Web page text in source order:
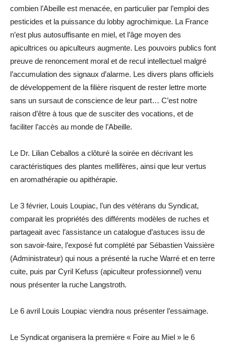
combien l’Abeille est menacée, en particulier par l’emploi des
pesticides et la puissance du lobby agrochimique. La France
n’est plus autosuffisante en miel, et l’âge moyen des
apicultrices ou apiculteurs augmente. Les pouvoirs publics font
preuve de renoncement moral et de recul intellectuel malgré
l’accumulation des signaux d’alarme. Les divers plans officiels
de développement de la filière risquent de rester lettre morte
sans un sursaut de conscience de leur part… C’est notre
raison d’être à tous que de susciter des vocations, et de
faciliter l’accès au monde de l’Abeille.
Le Dr. Lilian Ceballos a clôturé la soirée en décrivant les
caractéristiques des plantes mellifères, ainsi que leur vertus
en aromathérapie ou apithérapie.
Le 3 février, Louis Loupiac, l’un des vétérans du Syndicat,
comparait les propriétés des différents modèles de ruches et
partageait avec l’assistance un catalogue d’astuces issu de
son savoir-faire, l’exposé fut complété par Sébastien Vaissière
(Administrateur) qui nous a présenté la ruche Warré et en terre
cuite, puis par Cyril Kefuss (apiculteur professionnel) venu
nous présenter la ruche Langstroth.
Le 6 avril Louis Loupiac viendra nous présenter l’essaimage.
Le Syndicat organisera la première « Foire au Miel » le 6